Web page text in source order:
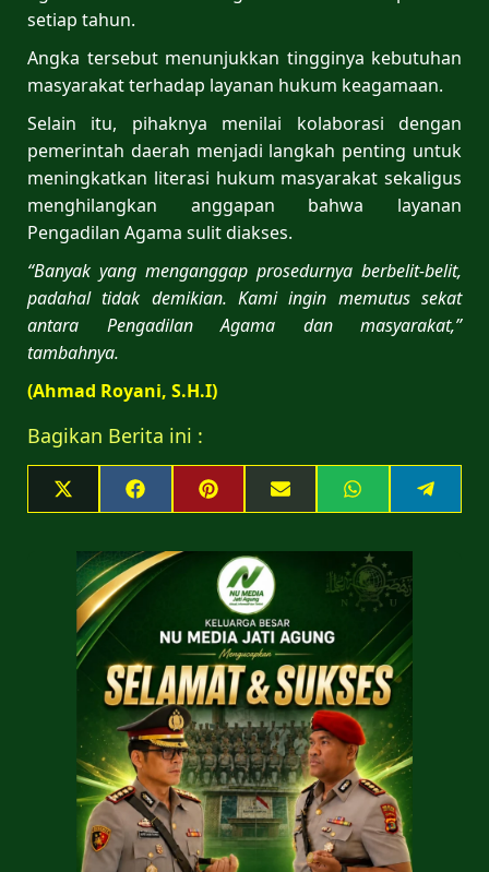
setiap tahun.
Angka tersebut menunjukkan tingginya kebutuhan
masyarakat terhadap layanan hukum keagamaan.
Selain itu, pihaknya menilai kolaborasi dengan
pemerintah daerah menjadi langkah penting untuk
meningkatkan literasi hukum masyarakat sekaligus
menghilangkan anggapan bahwa layanan
Pengadilan Agama sulit diakses.
“Banyak yang menganggap prosedurnya berbelit-belit,
padahal tidak demikian. Kami ingin memutus sekat
antara Pengadilan Agama dan masyarakat,”
tambahnya.
(Ahmad Royani, S.H.I)
Bagikan Berita ini :